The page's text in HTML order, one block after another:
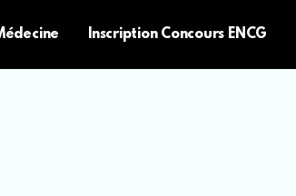
Inscription Concours ENCG